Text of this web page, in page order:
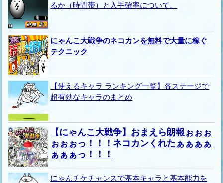
るか（時間帯）と入手確率について。
にゃんこ大戦争のネコカンを無料で大量に稼ぐ
テクニック
【使えるキャラ ランキング一覧】各ステージで
超有効なキャラのまとめ
【にゃんこ大戦争】おまえら朗報ぉぉぉ
ぉぉぉっ！！！ネコカンくれたぁぁぁぁ
ぁぁぁっ！！！
にゃんチケチャンスで基本キャラと基本能力を